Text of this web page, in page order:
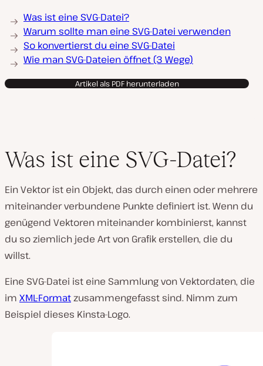
Was ist eine SVG-Datei?
Warum sollte man eine SVG-Datei verwenden
So konvertierst du eine SVG-Datei
Wie man SVG-Dateien öffnet (3 Wege)
Artikel als PDF herunterladen
Was ist eine SVG-Datei?
Ein Vektor ist ein Objekt, das durch einen oder mehrere
miteinander verbundene Punkte definiert ist. Wenn du
genügend Vektoren miteinander kombinierst, kannst
du so ziemlich jede Art von Grafik erstellen, die du
willst.
Eine SVG-Datei ist eine Sammlung von Vektordaten, die
im XML-Formatzusammengefasst sind. Nimm zum
Beispiel dieses Kinsta-Logo.